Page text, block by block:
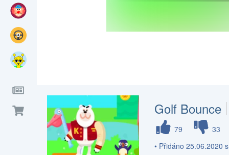
Golf Bounce
79
33
• Přidáno 25.06.2020